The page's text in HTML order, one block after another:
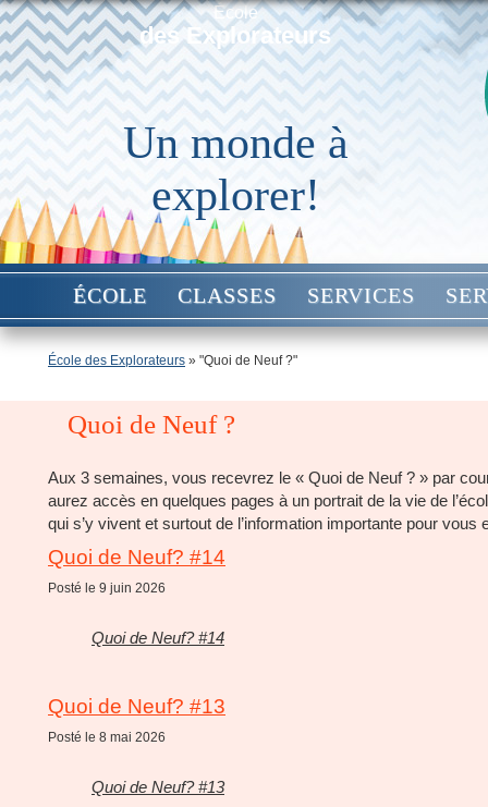
École
des Explorateurs
Un monde à
explorer!
ÉCOLE CLASSES SERVICES
École des Explorateurs » "Quoi de Neuf ?"
Quoi de Neuf ?
Aux 3 semaines, vous recevrez le « Quoi de Neuf ? » par
aurez accès en quelques pages à un portrait de la vie de
qui s’y vivent et surtout de l’information importante pour vous
Quoi de Neuf? #14
Posté le 9 juin 2026
Quoi de Neuf? #14
Quoi de Neuf? #13
Posté le 8 mai 2026
Quoi de Neuf? #13